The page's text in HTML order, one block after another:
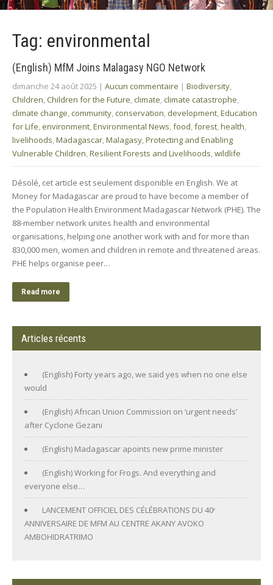
Tag: environmental
(English) MfM Joins Malagasy NGO Network
dimanche 24 août 2025 | Aucun commentaire | Biodiversity
Children Children for the Future climate climate catastrophe
climate change community conservation development Education
for Life environment Environmental News food forest health
livelihoods Madagascar Malagasy Protecting and Enabling
Vulnerable Children Resilient Forests and Livelihoods wildlife
Désolé, cet article est seulement disponible en English. We at
Money for Madagascar are proud to have become a member of
the Population Health Environment Madagascar Network (PHE). The
88-member network unites health and environmental
organisations, helping one another work with and for more than
830,000 men, women and children in remote and threatened areas.
PHE helps organise peer…
Read more
Articles récents
(English) Forty years ago, we said yes when no one else
would
(English) African Union Commission on ‘urgent needs’
after Cyclone Gezani
(English) Madagascar apoints new prime minister
(English) Working for Frogs. And everything and
everyone else…
LANCEMENT OFFICIEL DES CÉLÉBRATIONS DU 40ᵉ
ANNIVERSAIRE DE MFM AU CENTRE AKANY AVOKO
AMBOHIDRATRIMO